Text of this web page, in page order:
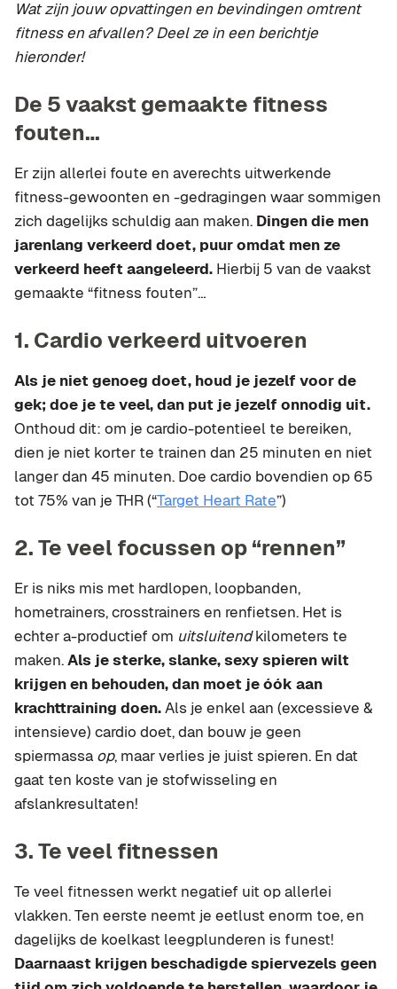
Wat zijn jouw opvattingen en bevindingen omtrent
fitness en afvallen? Deel ze in een berichtje
hieronder!
De 5 vaakst gemaakte fitness
fouten…
Er zijn allerlei foute en averechts uitwerkende
fitness-gewoonten en -gedragingen waar sommigen
zich dagelijks schuldig aan maken. Dingen die men
jarenlang verkeerd doet, puur omdat men ze
verkeerd heeft aangeleerd. Hierbij 5 van de vaakst
gemaakte “fitness fouten”…
1. Cardio verkeerd uitvoeren
Als je niet genoeg doet, houd je jezelf voor de
gek; doe je te veel, dan put je jezelf onnodig uit.
Onthoud dit: om je cardio-potentieel te bereiken,
dien je niet korter te trainen dan 25 minuten en niet
langer dan 45 minuten. Doe cardio bovendien op 65
tot 75% van je THR (“Target Heart Rate”)
2. Te veel focussen op “rennen”
Er is niks mis met hardlopen, loopbanden,
hometrainers, crosstrainers en renfietsen. Het is
echter a-productief om uitsluitendkilometers te
maken.Als je sterke, slanke, sexy spieren wilt
krijgen en behouden, dan moet je óók aan
krachttraining doen.Als je enkel aan (excessieve &
intensieve) cardio doet, dan bouw je geen
spiermassa op, maar verlies je juist spieren. En dat
gaat ten koste van je stofwisseling en
afslankresultaten!
3. Te veel fitnessen
Te veel fitnessen werkt negatief uit op allerlei
vlakken. Ten eerste neemt je eetlust enorm toe, en
dagelijks de koelkast leegplunderen is funest!
Daarnaast krijgen beschadigde spiervezels geen